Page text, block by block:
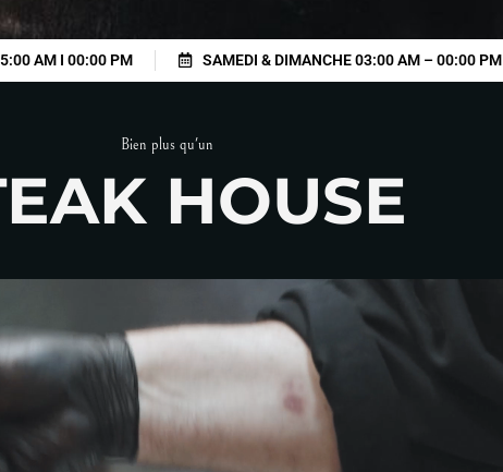
AM I 00:00 PM SAMEDI & DIMANCHE 03:00 AM – 00:00 PM
Bien plus qu'un
HOUSE